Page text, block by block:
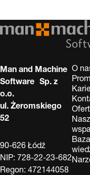
Man and Machine
Software Sp. z
o.o.
ul. Żeromskiego
52
90-626 Łódź
NIP: 728-22-23-682
Regon: 472144058
O
Baza